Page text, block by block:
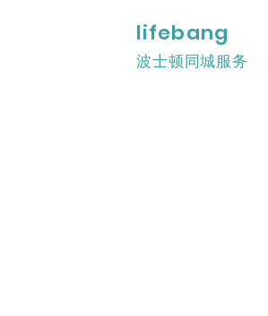
lifebang
波士顿同城服务